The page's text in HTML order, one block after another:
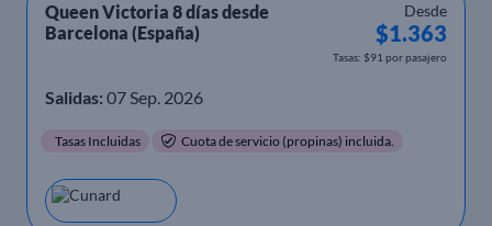
Queen Victoria 8 días desde
Barcelona (España)
Desde
$1.363
Tasas: $91 por pasajero
Salidas: 07 Sep. 2026
Tasas Incluidas Cuota de servicio (propinas) incluida.